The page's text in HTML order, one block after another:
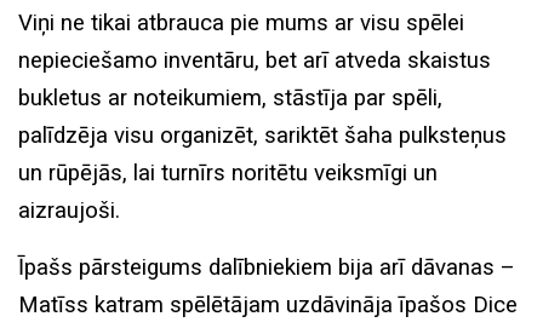
Viņi ne tikai atbrauca pie mums ar visu spēlei
nepieciešamo inventāru, bet arī atveda skaistus
bukletus ar noteikumiem, stāstīja par spēli,
palīdzēja visu organizēt, sariktēt šaha pulksteņus
un rūpējās, lai turnīrs noritētu veiksmīgi un
aizraujoši.
Īpašs pārsteigums dalībniekiem bija arī dāvanas –
Matīss katram spēlētājam uzdāvināja īpašos Dice